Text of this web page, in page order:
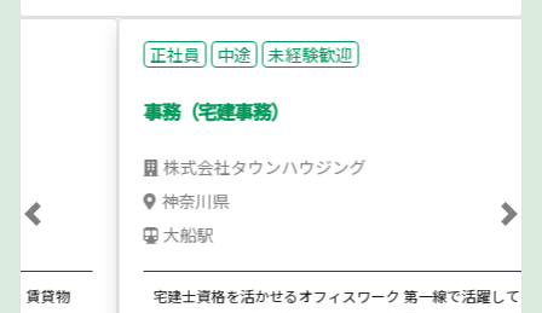
中途 未経験歓迎
事務（宅建事務）
株式会社タウンハウジング
宅建士資格を活かせるオフィスワーク 第一線で活躍している先輩
Previous